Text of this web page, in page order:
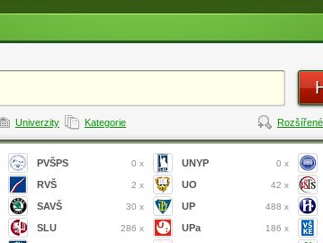
Univerzity Kategorie
PVŠPS 0 x
RVŠ 2 x
SAVŠ 30 x
SLU 286 x
UNYP 0 x
UO 42 x
UP 488 x
UPa 186 x